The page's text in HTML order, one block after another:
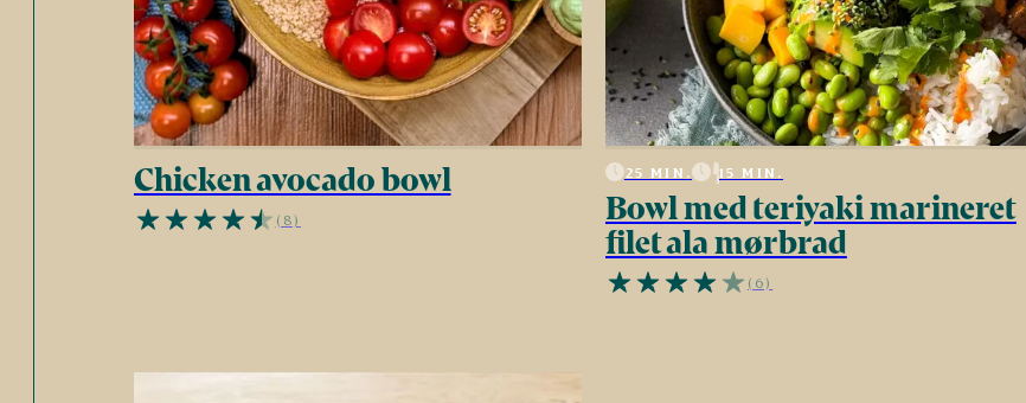
Chicken avocado bowl
(8)
25 MIN. 15 MIN.
Bowl med teriyaki marineret
filet ala mørbrad
(6)